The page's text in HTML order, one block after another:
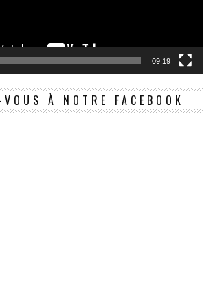
09:19
À NOTRE FACEBOOK